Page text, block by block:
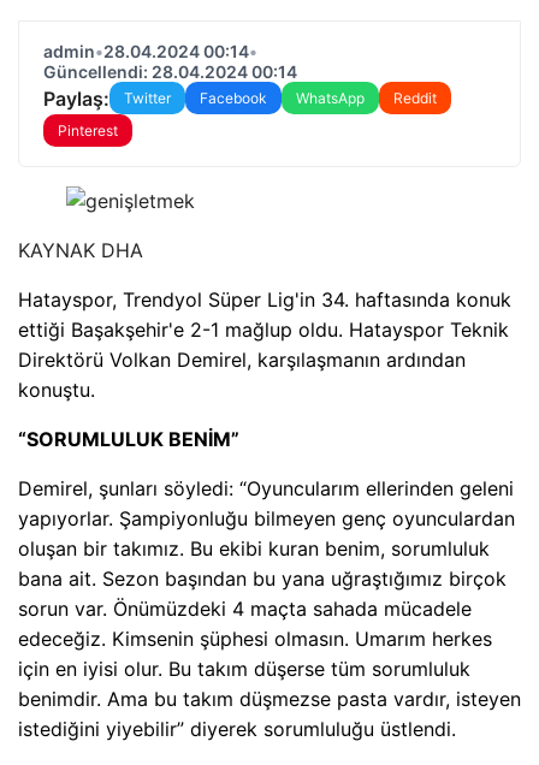
admin•28.04.2024 00:14•
Güncellendi: 28.04.2024 00:14
Paylaş: Twitter Facebook WhatsApp
Reddit
Pinterest
KAYNAK DHA
Hatayspor, Trendyol Süper Lig'in 34. haftasında konuk
ettiği Başakşehir'e 2-1 mağlup oldu. Hatayspor Teknik
Direktörü Volkan Demirel, karşılaşmanın ardından
konuştu.
“SORUMLULUK BENİM”
Demirel, şunları söyledi: “Oyuncularım ellerinden geleni
yapıyorlar. Şampiyonluğu bilmeyen genç oyunculardan
oluşan bir takımız. Bu ekibi kuran benim, sorumluluk
bana ait. Sezon başından bu yana uğraştığımız birçok
sorun var. Önümüzdeki 4 maçta sahada mücadele
edeceğiz. Kimsenin şüphesi olmasın. Umarım herkes
için en iyisi olur. Bu takım düşerse tüm sorumluluk
benimdir. Ama bu takım düşmezse pasta vardır, isteyen
istediğini yiyebilir” diyerek sorumluluğu üstlendi.